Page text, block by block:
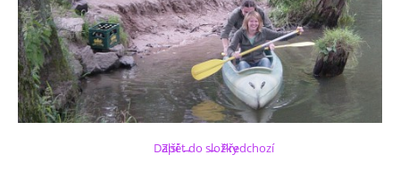
← Předchozí
Další →
Zpět do složky